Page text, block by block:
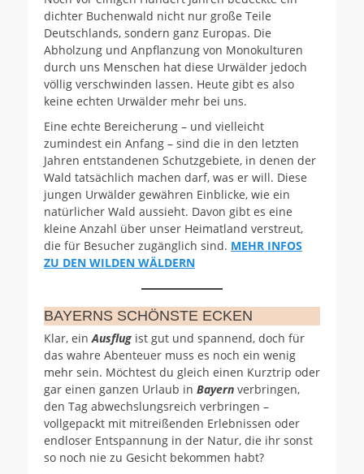
dichter Buchenwald nicht nur große Teile
Deutschlands, sondern ganz Europas. Die
Abholzung und Anpflanzung von Monokulturen
durch uns Menschen hat diese Urwälder jedoch
völlig verschwinden lassen. Heute gibt es also
keine echten Urwälder mehr bei uns.
Eine echte Bereicherung – und vielleicht
zumindest ein Anfang – sind die in den letzten
Jahren entstandenen Schutzgebiete, in denen der
Wald tatsächlich machen darf, was er will. Diese
jungen Urwälder gewähren Einblicke, wie ein
natürlicher Wald aussieht. Davon gibt es eine
kleine Anzahl über unser Heimatland verstreut,
die für Besucher zugänglich sind. MEHR INFOS
ZU DEN WILDEN WÄLDERN
BAYERNS SCHÖNSTE ECKEN
Klar, einAusflug ist gut und spannend, doch für
das wahre Abenteuer muss es noch ein wenig
mehr sein. Möchtest du gleich einen Kurztrip oder
gar einen ganzen Urlaub in Bayern verbringen,
den Tag abwechslungsreich verbringen –
vollgepackt mit mitreißenden Erlebnissen oder
endloser Entspannung in der Natur, die ihr sonst
so noch nie zu Gesicht bekommen habt?